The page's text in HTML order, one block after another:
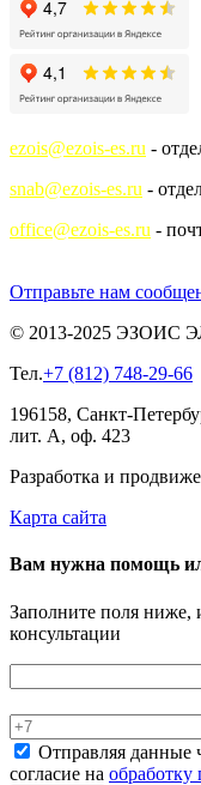
ezois@ezois-es.ru -
snab@ezois-es.ru -
office@ezois-es.ru -
Отправьте нам
© 2013-2025 ЭЗОИС
Тел.+7 (812) 748-29-66
196158, Санкт-
лит. А, оф. 423
Разработка и
Карта сайта
Вам нужна помощь
Заполните поля ниже,
консультации
Отправляя данные
согласие на